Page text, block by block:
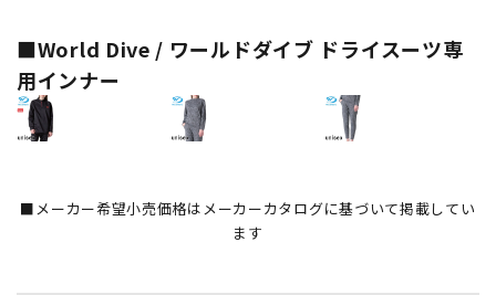
■World Dive / ワールドダイブ ドライスーツ専
用インナー
■メーカー希望小売価格はメーカーカタログに基づいて掲載してい
ます